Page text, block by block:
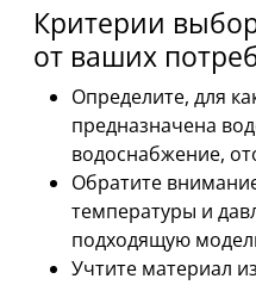
Критерии
от ваших
Определите, для
предназначена
водоснабжение,
Обратите
температуры и
подходящую
Учтите материал